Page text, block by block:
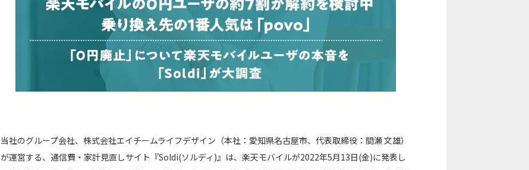
当社のグループ会社、株式会社エイチームライフデザイン（本社：愛知県名古屋市、代表取締役：間瀬 文雄）
が運営する、通信費・家計見直しサイト『Soldi(ソルディ)』は、楽天モバイルが2022年5月13日(金)に発表し